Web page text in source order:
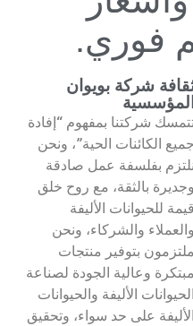
فوري.
شركة بويوان
شركتنا بمفهوم “إفادة
جميع الكائنات الحية”، ونحن
نلتزم بفلسفة عمل صادقة
وجديرة بالثقة، مع روح خلق
قيمة للحيوانات الأليفة
والعملاء والشركاء، ونحن
ملتزمون بتوفير منتجات
مبتكرة وعالية الجودة لصناعة
الحيوانات الأليفة والحيوانات
الأليفة على حد سواء، وتحقيق